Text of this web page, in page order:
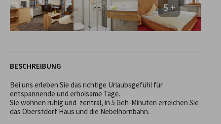
5 +
BESCHREIBUNG
Bei uns erleben Sie das richtige Urlaubsgefühl für
entspannende und erholsame Tage.
Sie wohnen ruhig und  zentral, in 5 Geh-Minuten erreichen Sie
das Oberstdorf Haus und die Nebelhornbahn.